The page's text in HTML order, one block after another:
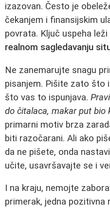
izazovan. Često je
čekanjem i finansijskim
povrata. Ključ uspeha leži
realnom sagledavanju
Ne zanemarujte snagu
pisanjem. Pišite zato što
što vas to ispunjava.
do čitalaca, makar put bio
primarni motiv brza
biti razočarani. Ali ako
da ne pišete, onda
učite, usavršavajte se i
I na kraju, nemojte
primerak, jedna pozitivna